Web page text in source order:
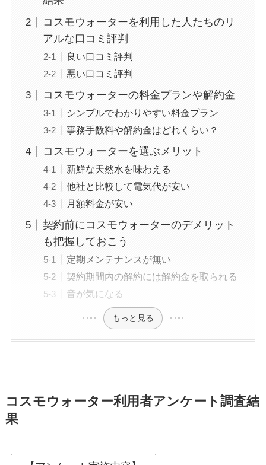
コスモウォーターを利用した人たちのリ
アルな口コミ評判
良い口コミ評判
悪い口コミ評判
コスモウォーターの料金プランや解約金
シンプルでわかりやすい料金プラン
事務手数料や解約金はどれくらい？
コスモウォーターを選ぶメリット
新鮮な天然水を味わえる
他社と比較して電気代が安い
月額料金が安い
契約前にコスモウォーターのデメリット
も把握しておこう
定期メンテナンスが無い
契約期間内の解約には解約金を取られる
音が気になる
もっと見る
コスモウォーター利用者アンケート調査結
果